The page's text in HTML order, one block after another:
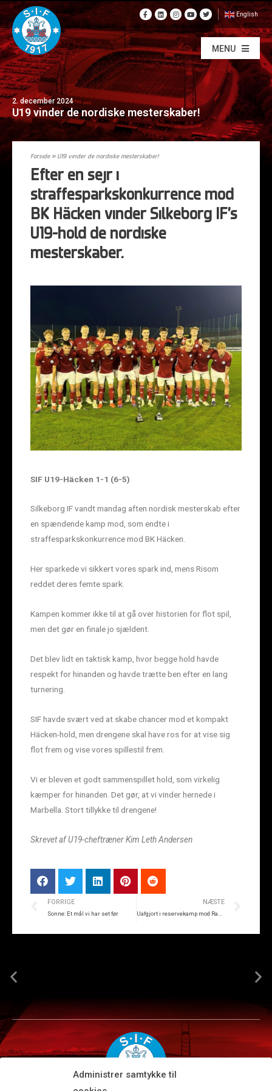
Administrer samtykke til
English
MENU
2. december 2024
U19 vinder de nordiske mesterskaber!
Forside» U19 vinder de nordiske mesterskaber!
Efter en sejr i
straffesparkskonkurrence mod
BK Häcken vinder Silkeborg IF’s
U19-hold de nordiske
mesterskaber.
SIF U19-Häcken 1-1 (6-5)
Silkeborg IF vandt mandag aften nordisk mesterskab efter
en spændende kamp mod, som endte i
straffesparkskonkurrence mod BK Häcken.
Her sparkede vi sikkert vores spark ind, mens Risom
reddet deres femte spark.
Kampen kommer ikke til at gå over historien for flot spil,
men det gør en finale jo sjældent.
Det blev lidt en taktisk kamp, hvor begge hold havde
respekt for hinanden og havde trætte ben efter en lang
turnering.
SIF havde svært ved at skabe chancer mod et kompakt
Häcken-hold, men drengene skal have ros for at vise sig
flot frem og vise vores spillestil frem.
Vi er bleven et godt sammenspillet hold, som virkelig
kæmper for hinanden. Det gør, at vi vinder hernede i
Marbella. Stort tillykke til drengene!
Skrevet af U19-cheftræner Kim Leth Andersen
FORRIGE
Sonne: Et mål vi har set før
NÆSTE